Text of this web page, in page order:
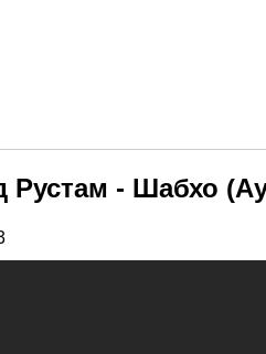
- Шабхо